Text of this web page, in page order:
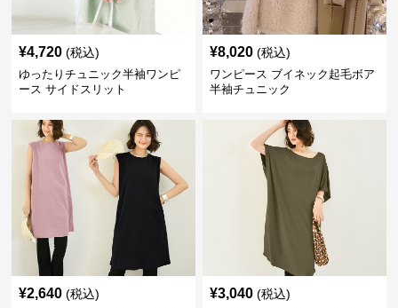
¥4,720 (税込)
ゆったりチュニック半袖ワンピ
ース サイドスリット
¥8,020 (税込)
ワンピース ブイネック起毛ボア
半袖チュニック
¥2,640 (税込) ¥3,040 (税込)